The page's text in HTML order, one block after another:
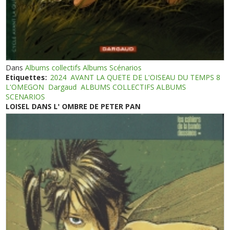
DansAlbums collectifs Albums Scénarios
Etiquettes: 2024 AVANT LA QUETE DE L'OISEAU DU TEMPS 8
L'OMEGON Dargaud ALBUMS COLLECTIFS ALBUMS
SCENARIOS
LOISEL DANS L' OMBRE DE PETER PAN